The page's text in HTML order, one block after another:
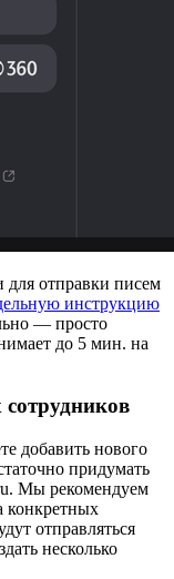
для отправки писем
инструкцию
— просто
до 5 мин. на
добавить нового
придумать
Мы рекомендуем
конкретных
отправляться
несколько